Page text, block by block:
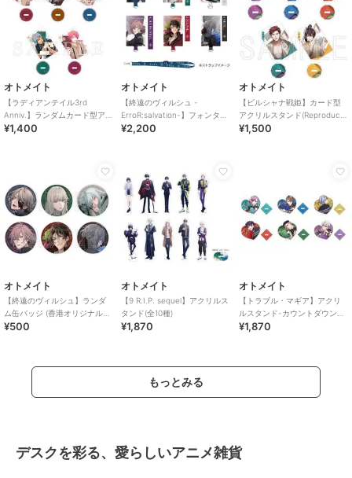
オトメイト
【ラディアンテイル3rd
Anniv.】ランダムカード型アク
リルスタンド(ランダム全5種)
¥1,400
オトメイト
【終遠のヴィルシュ -
ErroR:salvation-】フォンタブ
(全6種)
¥2,200
オトメイト
【ビルシャナ戦姫】カード型
アクリルスタンド(Reproduce)
（ランダム全5種）
¥1,500
オトメイト
【終遠のヴィルシュ】ランダ
ム缶バッジ (香港オリジナル
ver.)（ランダム全6種）
¥500
オトメイト
【9 R.I.P. sequel】アクリルス
タンド(全10種)
¥1,870
オトメイト
【トラブル・マギア】アクリ
ルスタンド-カウントダウン
ver-(全6種)
¥1,870
もっとみる
デスクを彩る、愛らしいアニメ雑貨